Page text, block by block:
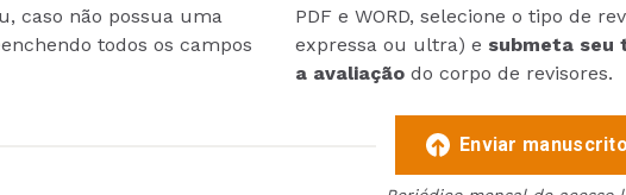
caso não possua uma
todos os campos
PDF e WORD, selecione o tipo de
expressa ou ultra) e submeta seu
a avaliação do corpo de revisores.
Enviar manuscrito